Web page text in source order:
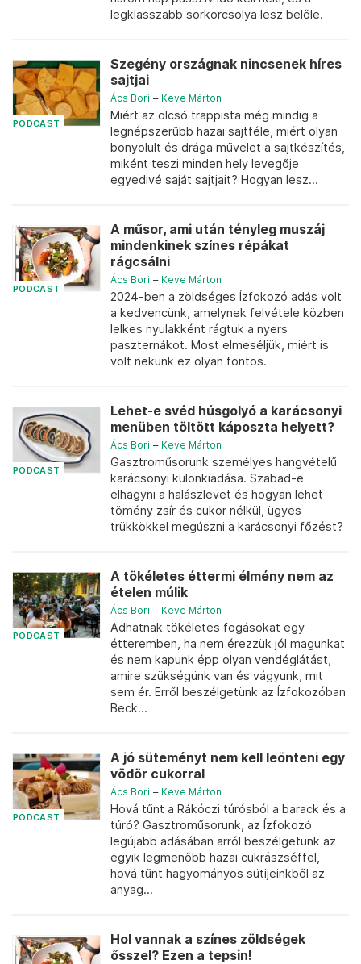
legklasszabb sörkorcsolya lesz belőle.
PODCAST
Szegény országnak nincsenek híres
sajtjai
Ács Bori – Keve Márton
Miért az olcsó trappista még mindig a
legnépszerűbb hazai sajtféle, miért olyan
bonyolult és drága művelet a sajtkészítés,
miként teszi minden hely levegője
egyedivé saját sajtjait? Hogyan lesz...
PODCAST
A műsor, ami után tényleg muszáj
mindenkinek színes répákat
rágcsálni
Ács Bori – Keve Márton
2024-ben a zöldséges Ízfokozó adás volt
a kedvencünk, amelynek felvétele közben
lelkes nyulakként rágtuk a nyers
paszternákot. Most elmeséljük, miért is
volt nekünk ez olyan fontos.
PODCAST
Lehet-e svéd húsgolyó a karácsonyi
menüben töltött káposzta helyett?
Ács Bori – Keve Márton
Gasztroműsorunk személyes hangvételű
karácsonyi különkiadása. Szabad-e
elhagyni a halászlevet és hogyan lehet
tömény zsír és cukor nélkül, ügyes
trükkökkel megúszni a karácsonyi főzést?
PODCAST
A tökéletes éttermi élmény nem az
ételen múlik
Ács Bori – Keve Márton
Adhatnak tökéletes fogásokat egy
étteremben, ha nem érezzük jól magunkat
és nem kapunk épp olyan vendéglátást,
amire szükségünk van és vágyunk, mit
sem ér. Erről beszélgetünk az Ízfokozóban
Beck...
PODCAST
A jó süteményt nem kell leönteni egy
vödör cukorral
Ács Bori – Keve Márton
Hová tűnt a Rákóczi túrósból a barack és a
túró? Gasztroműsorunk, az Ízfokozó
legújabb adásában arról beszélgetünk az
egyik legmenőbb hazai cukrászséffel,
hová tűnt hagyományos sütijeinkből az
anyag...
Hol vannak a színes zöldségek
ősszel? Ezen a tepsin!